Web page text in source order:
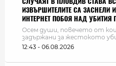
ИЗВЪРШИТЕЛИТЕ СА ЗАСНЕЛИ
ИНТЕРНЕТ ПОБОЯ НАД УБИТИЯ
Осем души, повечето от
задържани за жестокото
12:43 - 06.08.2026